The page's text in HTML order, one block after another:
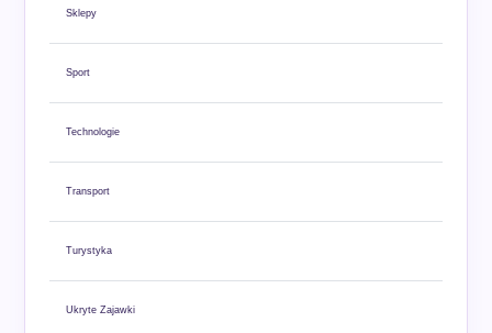
Sklepy
Sport
Technologie
Transport
Turystyka
Ukryte Zajawki